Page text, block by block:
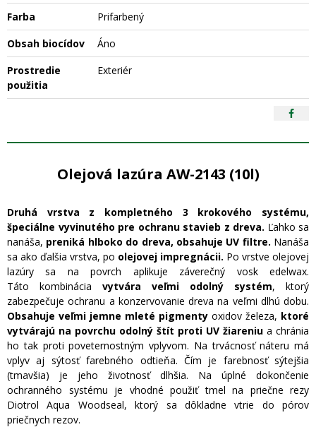
Farba
Prifarbený
Obsah biocídov
Áno
Prostredie
použitia
Exteriér
Olejová lazúra AW-2143 (10l)
Druhá vrstva z kompletného 3 krokového systému,
špeciálne vyvinutého pre ochranu stavieb z dreva. Ľahko sa
nanáša, preniká hlboko do dreva, obsahuje UV filtre. Nanáša
sa ako ďalšia vrstva, po olejovej impregnácii. Po vrstve olejovej
lazúry sa na povrch aplikuje záverečný vosk edelwax.
Táto kombinácia vytvára veľmi odolný systém, ktorý
zabezpečuje ochranu a konzervovanie dreva na veľmi dlhú dobu.
Obsahuje veľmi jemne mleté pigmenty oxidov železa, ktoré
vytvárajú na povrchu odolný štít proti UV žiareniu a chránia
ho tak proti poveternostným vplyvom. Na trvácnosť náteru má
vplyv aj sýtosť farebného odtieňa. Čím je farebnosť sýtejšia
(tmavšia) je jeho životnosť dlhšia. Na úplné dokončenie
ochranného systému je vhodné použiť tmel na priečne rezy
Diotrol Aqua Woodseal, ktorý sa dôkladne vtrie do pórov
priečnych rezov.